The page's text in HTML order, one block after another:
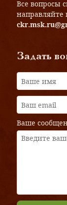
Все вопросы
направляйте
Задать
Ваше